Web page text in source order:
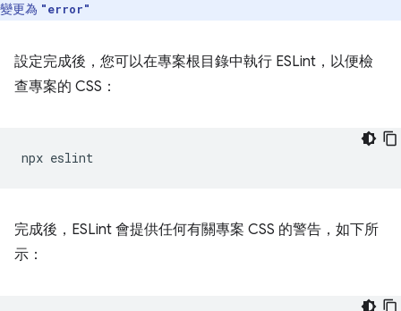
變更為 "error"
設定完成後，您可以在專案根目錄中執行 ESLint，以便檢
查專案的 CSS：
完成後，ESLint 會提供任何有關專案 CSS 的警告，如下所
示：